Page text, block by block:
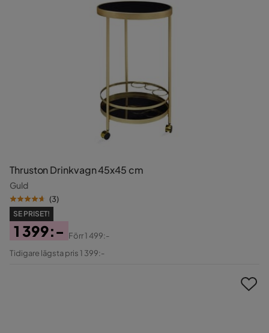
Thruston Drinkvagn 45x45 cm
Guld
(3)
SE PRISET!
Pris
1 399:-
Original
Förr1 499:-
Tidigare lägsta pris 1 399:-